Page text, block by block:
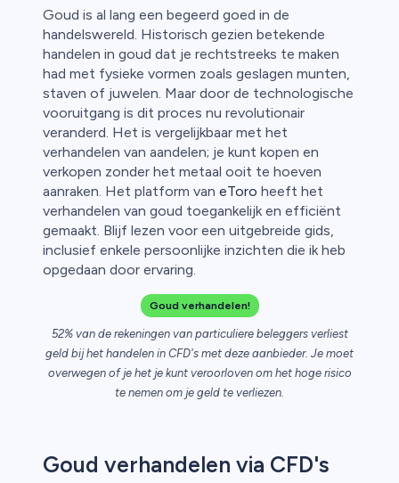
Goud is al lang een begeerd goed in de
handelswereld. Historisch gezien betekende
handelen in goud dat je rechtstreeks te maken
had met fysieke vormen zoals geslagen munten,
staven of juwelen. Maar door de technologische
vooruitgang is dit proces nu revolutionair
veranderd. Het is vergelijkbaar met het
verhandelen van aandelen; je kunt kopen en
verkopen zonder het metaal ooit te hoeven
aanraken. Het platform van eToro heeft het
verhandelen van goud toegankelijk en efficiënt
gemaakt. Blijf lezen voor een uitgebreide gids,
inclusief enkele persoonlijke inzichten die ik heb
opgedaan door ervaring.
Goud verhandelen!
52% van de rekeningen van particuliere beleggers verliest
geld bij het handelen in CFD's met deze aanbieder. Je moet
overwegen of je het je kunt veroorloven om het hoge risico
te nemen om je geld te verliezen.
Goud verhandelen via CFD's